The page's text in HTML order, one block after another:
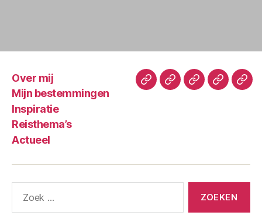
Over mij
Mijn bestemmingen
Inspiratie
Reisthema’s
Actueel